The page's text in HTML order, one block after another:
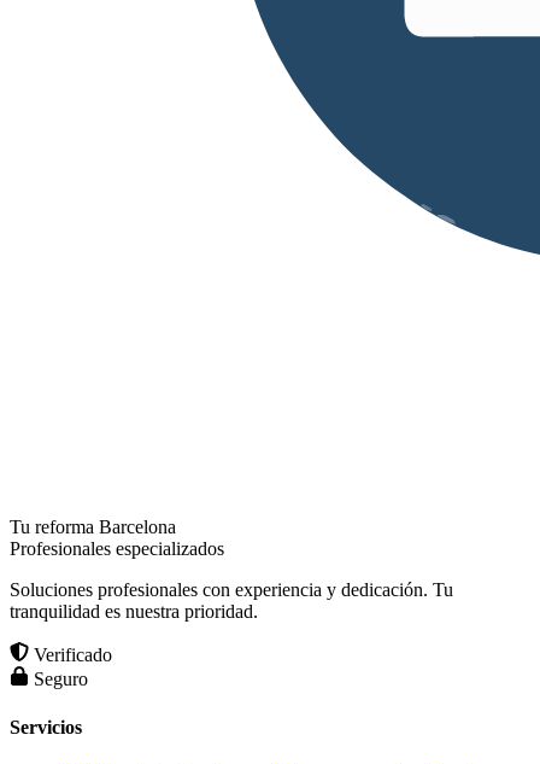
Tu reforma Barcelona
Profesionales especializados
Soluciones profesionales con experiencia y dedicación. Tu
tranquilidad es nuestra prioridad.
Verificado
Seguro
Servicios